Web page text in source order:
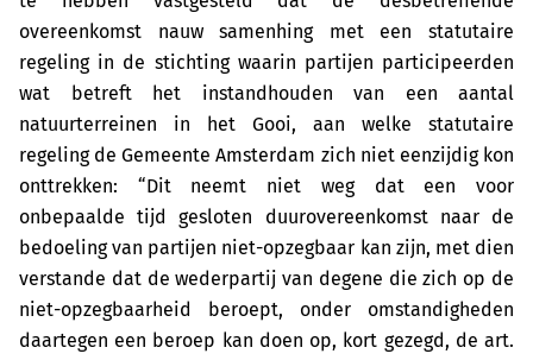
overeenkomst nauw samenhing met een statutaire
regeling in de stichting waarin partijen participeerden
wat betreft het instandhouden van een aantal
natuurterreinen in het Gooi, aan welke statutaire
regeling de Gemeente Amsterdam zich niet eenzijdig kon
onttrekken: “Dit neemt niet weg dat een voor
onbepaalde tijd gesloten duurovereenkomst naar de
bedoeling van partijen niet-opzegbaar kan zijn, met dien
verstande dat de wederpartij van degene die zich op de
niet-opzegbaarheid beroept, onder omstandigheden
daartegen een beroep kan doen op, kort gezegd, de art.